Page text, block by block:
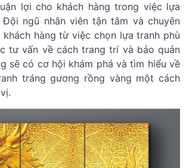
lợi cho khách hàng trong việc lựa
ngũ nhân viên tận tâm và chuyên
hàng từ việc chọn lựa tranh phù
tư vấn về cách trang trí và bảo quản
sẽ có cơ hội khám phá và tìm hiểu về
tráng gương rồng vàng một cách